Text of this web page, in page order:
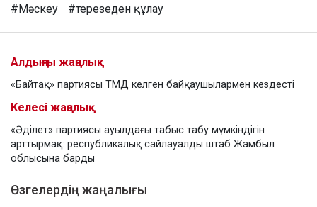
#Мәскеу #терезеден құлау
Алдыңғы жаңалық
«Байтақ» партиясы ТМД келген байқаушылармен кездесті
Келесі жаңалық
«Әділет» партиясы ауылдағы табыс табу мүмкіндігін
арттырмақ: республикалық сайлауалды штаб Жамбыл
облысына барды